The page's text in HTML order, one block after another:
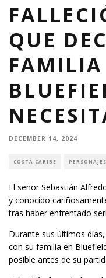
QUE
FAMILIA
DECEMBER 14, 2024
COSTA CARIBE PERSONAJES
El señor Sebastián
y conocido
tras haber enfrentado
Durante sus últimos
con su familia en
posible antes de su